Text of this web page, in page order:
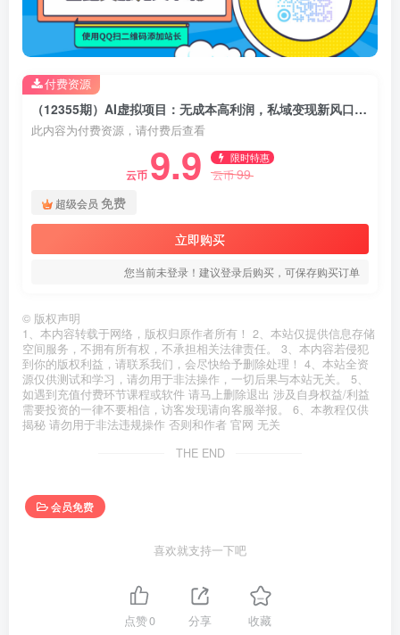
（12355期）AI虚拟项目：无成本高利润，私域变现新风口，月入数万高效赚钱法
此内容为付费资源，请付费后查看
云币 9.9 限时特惠
云币99
超级会员 免费
立即购买
您当前未登录！建议登录后购买，可保存购买订单
付费资源
© 版权声明
1、本内容转载于网络，版权归原作者所有！ 2、本站仅提供信息存储
空间服务，不拥有所有权，不承担相关法律责任。 3、本内容若侵犯
到你的版权利益，请联系我们，会尽快给予删除处理！ 4、本站全资
源仅供测试和学习，请勿用于非法操作，一切后果与本站无关。 5、
如遇到充值付费环节课程或软件 请马上删除退出 涉及自身权益/利益
需要投资的一律不要相信，访客发现请向客服举报。 6、本教程仅供
揭秘 请勿用于非法违规操作 否则和作者 官网 无关
THE END
会员免费
喜欢就支持一下吧
点赞0 分享 收藏